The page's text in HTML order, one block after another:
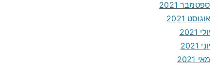
ספטמבר 2021
אוגוסט 2021
יולי 2021
יוני 2021
מאי 2021